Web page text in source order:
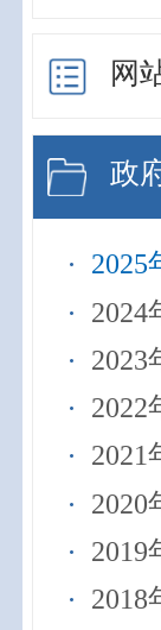
网
政
2025
2024
2023
2022
2021
2020
2019
2018